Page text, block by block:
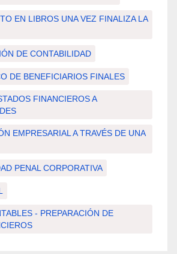
EN LIBROS UNA VEZ FINALIZA LA
DE CONTABILIDAD
DE BENEFICIARIOS FINALES
FINANCIEROS A
EMPRESARIAL A TRAVÉS DE UNA
PENAL CORPORATIVA
- PREPARACIÓN DE